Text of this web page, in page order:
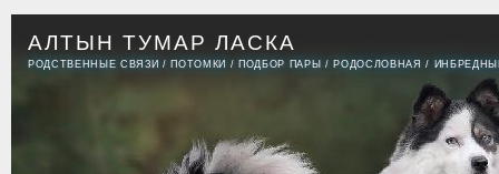
АЛТЫН ТУМАР ЛАСКА
РОДСТВЕННЫЕ СВЯЗИ / ПОТОМКИ / ПОДБОР ПАРЫ / РОДОСЛОВНАЯ /